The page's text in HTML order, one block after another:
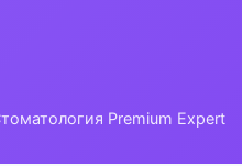
Premium Expert